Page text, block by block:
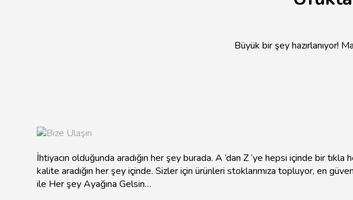
Büyük bir şey hazırlanıyor!
İhtiyacın olduğunda aradığın her şey burada. A ‘dan Z ‘ye hepsi içinde bir
kalite aradığın her şey içinde. Sizler için ürünleri stoklarımıza topluyor, en
ile Her şey Ayağına Gelsin…